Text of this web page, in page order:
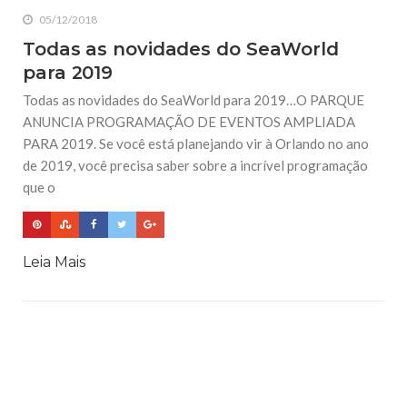
05/12/2018
Todas as novidades do SeaWorld
para 2019
Todas as novidades do SeaWorld para 2019…O PARQUE
ANUNCIA PROGRAMAÇÃO DE EVENTOS AMPLIADA
PARA 2019. Se você está planejando vir à Orlando no ano
de 2019, você precisa saber sobre a incrível programação
que o
Leia Mais